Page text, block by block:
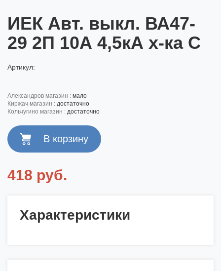
ИЕК Авт. выкл. ВА47-
29 2П 10А 4,5кА х-ка С
Артикул:
александров магазин : мало
киржач магазин : достаточно
кольчугино магазин : достаточно
418 руб.
Характеристики